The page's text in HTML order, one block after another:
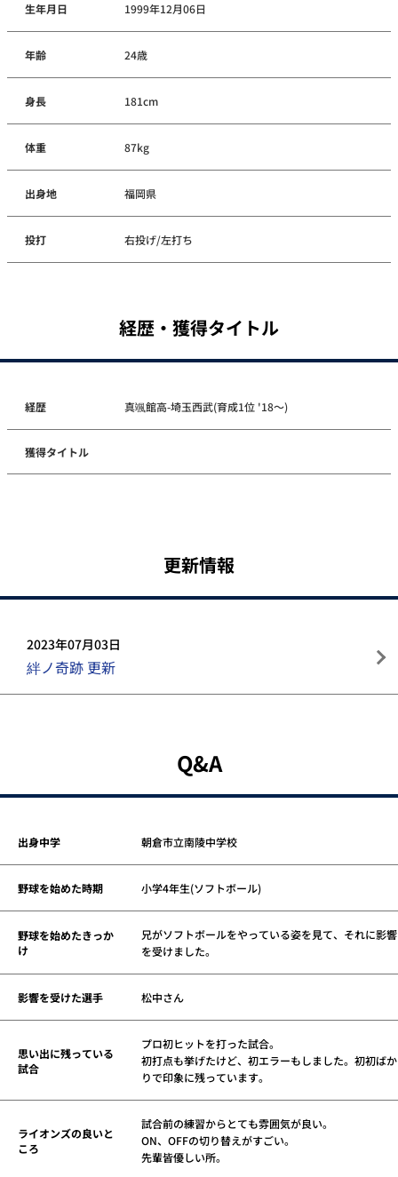
生年月日 1999年12月06日
年齢 24歳
身長 181cm
体重 87kg
出身地 福岡県
投打 右投げ/左打ち
経歴・獲得タイトル
経歴 真颯館高-埼玉西武(育成1位 '18～)
獲得タイトル
更新情報
2023年07月03日
絆ノ奇跡 更新
Q&A
出身中学 朝倉市立南陵中学校
野球を始めた時期 小学4年生(ソフトボール)
野球を始めたきっか
け
兄がソフトボールをやっている姿を見て、それに影響
を受けました。
影響を受けた選手 松中さん
思い出に残っている
試合
プロ初ヒットを打った試合。
初打点も挙げたけど、初エラーもしました。初初ばか
りで印象に残っています。
ライオンズの良いと
ころ
試合前の練習からとても雰囲気が良い。
ON、OFFの切り替えがすごい。
先輩皆優しい所。